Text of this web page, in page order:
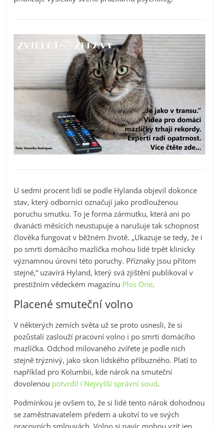
U sedmi procent lidí se podle Hylanda objevil dokonce
stav, který odborníci označují jako prodlouženou
poruchu smutku. To je forma zármutku, která ani po
dvanácti měsících neustupuje a narušuje tak schopnost
člověka fungovat v běžném životě. „Ukazuje se tedy, že i
po smrti domácího mazlíčka mohou lidé trpět klinicky
významnou úrovní této poruchy. Příznaky jsou přitom
stejné,“ uzavírá Hyland, který svá zjištění publikoval v
prestižním vědeckém magazínu Plos One.
Placené smuteční volno
V některých zemích světa už se proto usnesli, že si
pozůstalí zaslouží pracovní volno i po smrti domácího
mazlíčka. Odchod milovaného zvířete je podle nich
stejně trýznivý, jako skon lidského příbuzného. Platí to
například pro Kolumbii, kde nárok na smuteční
dovolenou potvrdil i Nejvyšší správní soud.
Podmínkou je ovšem to, že si lidé tento nárok dohodnou
se zaměstnavatelem předem a ukotví to ve svých
pracovních smlouvách. Volno si navíc mohou vzít jen